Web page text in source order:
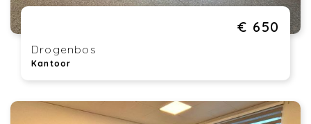
€ 650
Drogenbos
Kantoor